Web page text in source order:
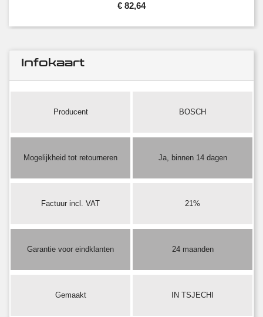
€ 82,64
Infokaart
Producent BOSCH
Mogelijkheid tot retourneren Ja, binnen 14 dagen
Factuur incl. VAT 21%
Garantie voor eindklanten 24 maanden
Gemaakt IN TSJECHI